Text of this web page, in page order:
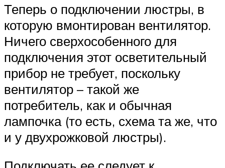
Теперь о подключении люстры, в
которую вмонтирован вентилятор.
Ничего сверхособенного для
подключения этот осветительный
прибор не требует, поскольку
вентилятор – такой же
потребитель, как и обычная
лампочка (то есть, схема та же, что
и у двухрожковой люстры).